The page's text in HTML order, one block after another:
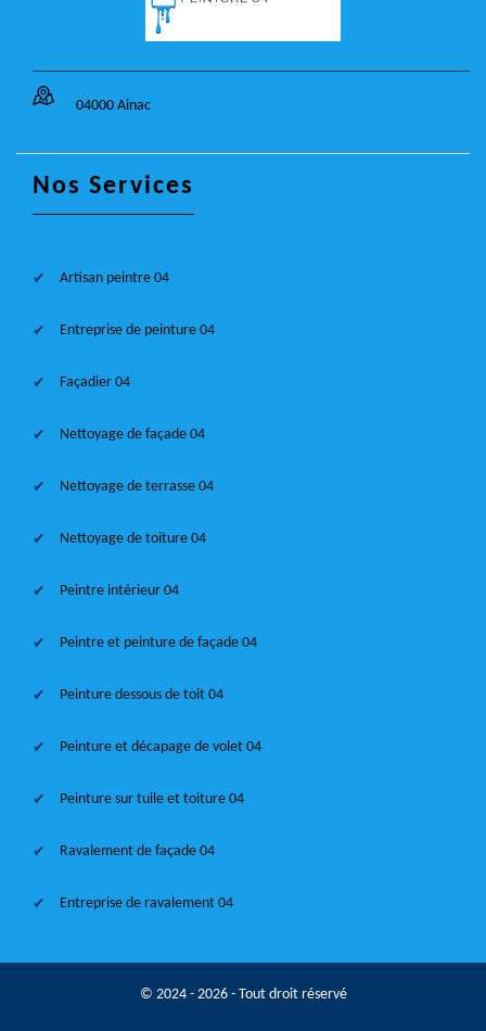
04000 Ainac
Nos Services
Artisan peintre 04
Entreprise de peinture 04
Façadier 04
Nettoyage de façade 04
Nettoyage de terrasse 04
Nettoyage de toiture 04
Peintre intérieur 04
Peintre et peinture de façade 04
Peinture dessous de toit 04
Peinture et décapage de volet 04
Peinture sur tuile et toiture 04
Ravalement de façade 04
Entreprise de ravalement 04
© 2024 - 2026 - Tout droit réservé